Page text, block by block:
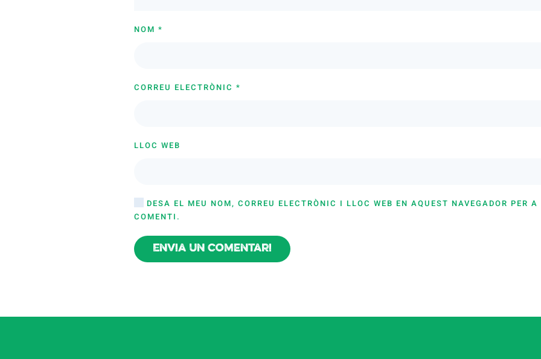
NOM *
CORREU ELECTRÒNIC *
LLOC WEB
DESA EL MEU NOM, CORREU ELECTRÒNIC I LLOC WEB EN AQUEST NAVEGADOR PER
COMENTI.
Envia un comentari